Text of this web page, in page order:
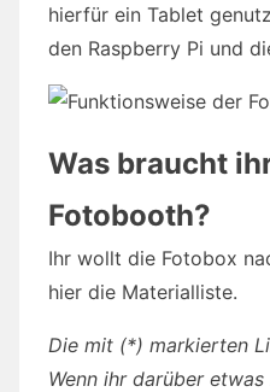
hierfür ein Tablet
den Raspberry Pi und
Was braucht
Fotobooth?
Ihr wollt die Fotobox
hier die Materialliste.
Die mit (*) markierten
Wenn ihr darüber